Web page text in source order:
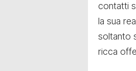
contatti
la sua
soltanto
ricca